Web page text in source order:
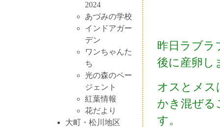
2024
あづみの学校
インドアガー
デン
ワンちゃんた
ち
光の森のペー
ジェント
紅葉情報
花だより
大町・松川地区
昨日ラブラ
後に産卵し
オスとメス
かき混ぜる
す。